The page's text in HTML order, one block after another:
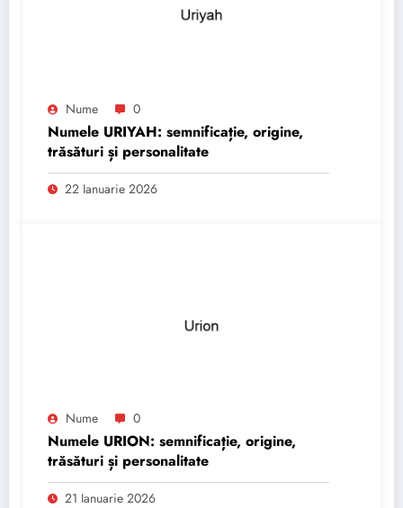
Nume 0
Numele URIYAH: semnificație, origine,
trăsături și personalitate
22 Ianuarie 2026
Nume 0
Numele URION: semnificație, origine,
trăsături și personalitate
21 Ianuarie 2026